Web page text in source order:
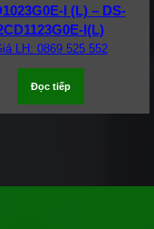
I (L) – DS-
I(L)
LH: 0869 525 552
Đọc tiếp